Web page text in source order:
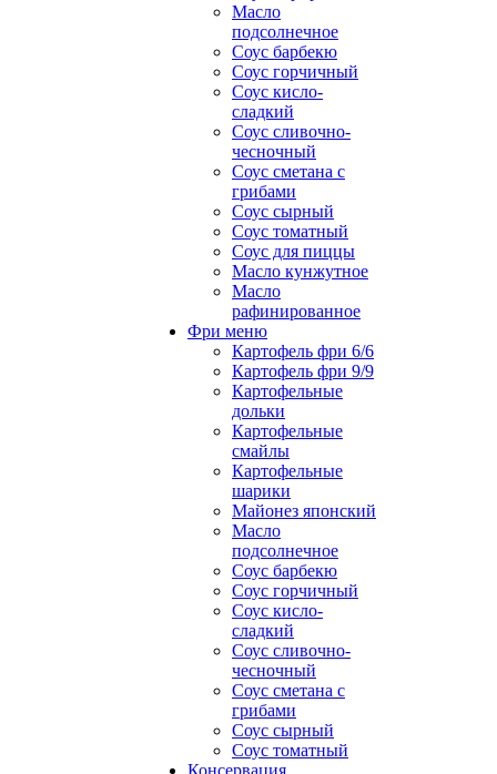
Масло
подсолнечное
Соус барбекю
Соус горчичный
Соус кисло-
сладкий
Соус сливочно-
чесночный
Соус сметана с
грибами
Соус сырный
Соус томатный
Соус для пиццы
Масло кунжутное
Масло
рафинированное
Фри меню
Картофель фри 6/6
Картофель фри 9/9
Картофельные
дольки
Картофельные
смайлы
Картофельные
шарики
Майонез японский
Масло
подсолнечное
Соус барбекю
Соус горчичный
Соус кисло-
сладкий
Соус сливочно-
чесночный
Соус сметана с
грибами
Соус сырный
Соус томатный
Консервация